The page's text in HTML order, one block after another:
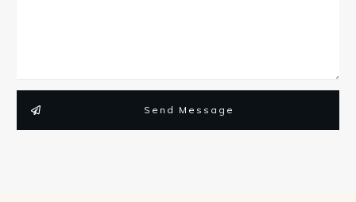
Send Message